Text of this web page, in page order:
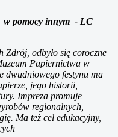
w pomocy innym - LC
Zdrój, odbyło się coroczne
Papiernictwa w
dwudniowego festynu ma
jego historii,
Impreza promuje
regionalnych,
Ma też cel edukacyjny,